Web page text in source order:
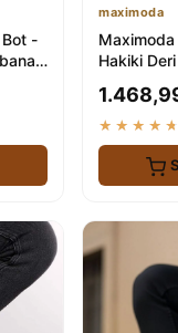
Bot -
maximoda
Maximoda
Hakiki
★★★★★